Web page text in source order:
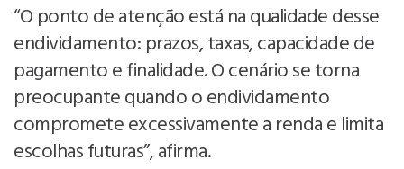
“O ponto de atenção está na qualidade desse
endividamento: prazos, taxas, capacidade de
pagamento e finalidade. O cenário se torna
preocupante quando o endividamento
compromete excessivamente a renda e limita
escolhas futuras”, afirma.